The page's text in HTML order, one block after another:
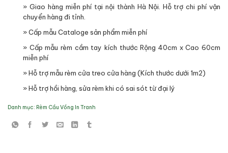
» Giao hàng miễn phí tại nội thành Hà Nội. Hỗ trợ chi phí vận
chuyển hàng đi tỉnh.
» Cấp mẫu Cataloge sản phẩm miễn phí
» Cấp mẫu rèm cầm tay kích thước Rộng 40cm x Cao 60cm
miễn phí
» Hỗ trợ mẫu rèm cửa treo cửa hàng (Kích thước dưới 1m2)
» Hỗ trợ hồi hàng, sửa rèm khi có sai sót từ đại lý
Danh mục: Rèm Cầu Vồng In Tranh